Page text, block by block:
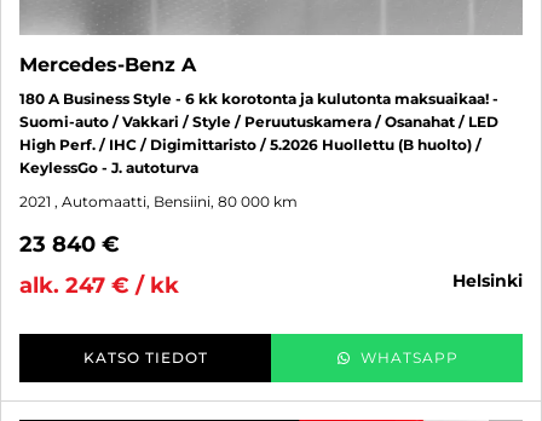
Mercedes-Benz A
180 A Business Style - 6 kk korotonta ja kulutonta maksuaikaa! -
Suomi-auto / Vakkari / Style / Peruutuskamera / Osanahat / LED
High Perf. / IHC / Digimittaristo / 5.2026 Huollettu (B huolto) /
KeylessGo - J. autoturva
2021 , Automaatti, Bensiini, 80 000 km
23 840 €
alk. 247 € / kk
helsinki
KATSO TIEDOT WHATSAPP